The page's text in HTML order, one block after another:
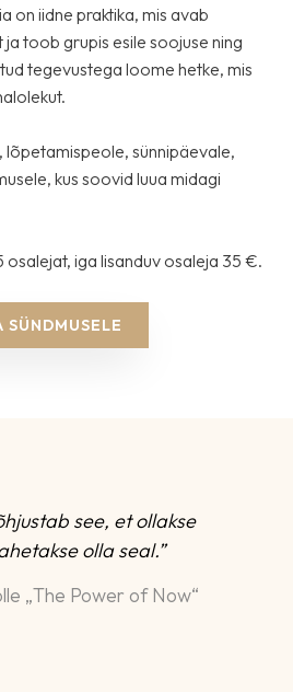
on iidne praktika, mis avab
toob grupis esile soojuse ning
tegevustega loome hetke, mis
lõpetamispeole, sünnipäevale,
kus soovid luua midagi
osalejat, iga lisanduv osaleja 35 €.
SÜNDMUSELE
see, et ollakse
olla seal.”
„The Power of Now“